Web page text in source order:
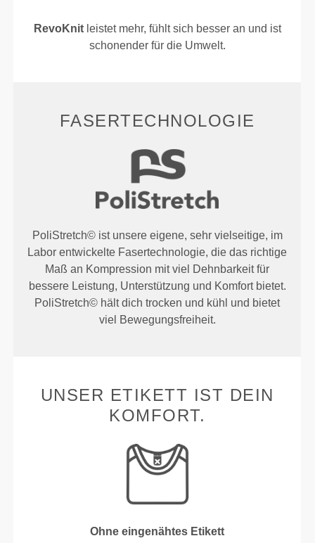
RevoKnitleistet mehr, fühlt sich besser an und ist
schonender für die Umwelt.
FASERTECHNOLOGIE
PoliStretch© ist unsere eigene, sehr vielseitige, im
Labor entwickelte Fasertechnologie, die das richtige
Maß an Kompression mit viel Dehnbarkeit für
bessere Leistung, Unterstützung und Komfort bietet.
PoliStretch© hält dich trocken und kühl und bietet
viel Bewegungsfreiheit.
UNSER ETIKETT IST DEIN
KOMFORT.
Ohne eingenähtes Etikett